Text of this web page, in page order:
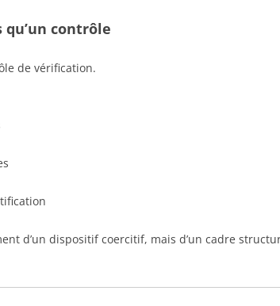
qu’un contrôle
de vérification.
d’un dispositif coercitif, mais d’un cadre